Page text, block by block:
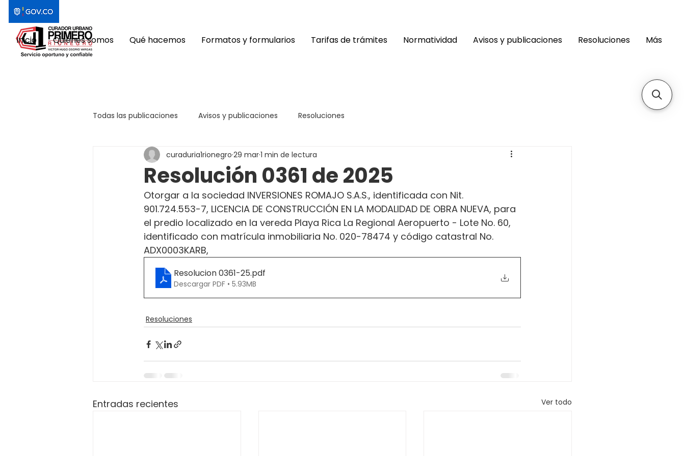
Inicio Quiénes somos Qué hacemos Formatos y formularios Tarifas de trámites Normatividad Avisos y publicaciones Resoluciones Más
Todas las publicaciones Avisos y publicaciones Resoluciones
Resolución 0361 de 2025
curaduria1rionegro 29 mar1 min de lectura
Otorgar a la sociedad INVERSIONES ROMAJO S.A.S., identificada con Nit.
901.724.553-7, LICENCIA DE CONSTRUCCIÓN EN LA MODALIDAD DE OBRA NUEVA, para
el predio localizado en la vereda Playa Rica La Regional Aeropuerto - Lote No. 60,
identificado con matrícula inmobiliaria No. 020-78474 y código catastral No.
ADX0003KARB,
Resolucion 0361-25.pdf
Descargar PDF • 5.93MB
Resoluciones
Entradas recientes Ver todo